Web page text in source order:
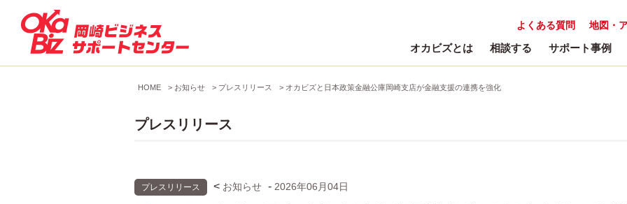
地図・
よくある質問
オカビズとは 相談する サポート事例
HOME > お知らせ > プレスリリース > オカビズと日本政策金融公庫岡崎支店が金融支援の連携を強化
プレスリリース
プレスリリース < お知らせ - 2026年06月04日